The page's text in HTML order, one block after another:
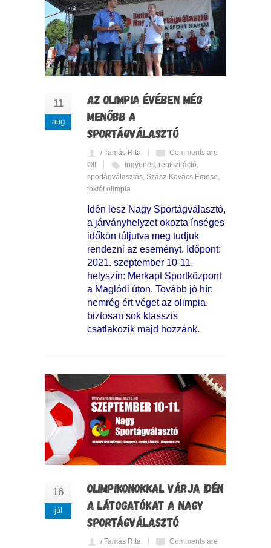
11
aug
AZ OLIMPIA ÉVÉBEN MÉG
MENŐBB A
SPORTÁGVÁLASZTÓ
/ Tamás Rita
Comments are
Off
ingyenes, regisztráció,
sportágválasztás, Szász-Kovács Emese,
tokiói olimpia
Idén lesz Nagy Sportágválasztó,
a járványhelyzet okozta ínséges
időkön túljutva meg tudjuk
rendezni az eseményt. Időpont:
2021. szeptember 10-11,
helyszín: Merkapt Sportközpont
a Maglódi úton. Tovább jó hír:
nemrég ért véget az olimpia,
biztosan sok klasszis
csatlakozik majd hozzánk.
16
júl
OLIMPIKONOKKAL VÁRJA IDÉN
A LÁTOGATÓKAT A NAGY
SPORTÁGVÁLASZTÓ
/ Tamás Rita Comments are